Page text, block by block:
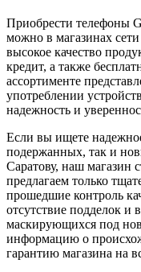
Приобрести телефоны
можно в магазинах
высокое качество
кредит, а также
ассортименте
употреблении
надежность и
Если вы ищете
подержанных, так и
Саратову, наш
предлагаем только
прошедшие контроль
отсутствие подделок и
маскирующихся под
информацию о
гарантию магазина на